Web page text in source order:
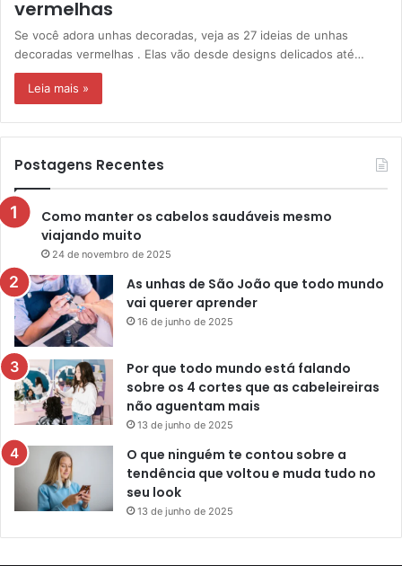
vermelhas
Se você adora unhas decoradas, veja as 27 ideias de unhas
decoradas vermelhas . Elas vão desde designs delicados até…
Leia mais »
Postagens Recentes
Como manter os cabelos saudáveis mesmo
viajando muito
24 de novembro de 2025
As unhas de São João que todo mundo
vai querer aprender
16 de junho de 2025
Por que todo mundo está falando
sobre os 4 cortes que as cabeleireiras
não aguentam mais
13 de junho de 2025
O que ninguém te contou sobre a
tendência que voltou e muda tudo no
seu look
13 de junho de 2025